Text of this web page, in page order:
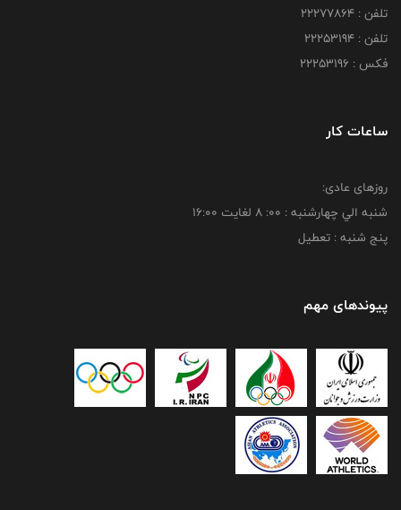
تلفن : 22277864
تلفن : 22253194
فکس : 22253196
ساعات کار
روزهای عادی:
شنبه الي چهارشنبه : 00: 8 لغايت 16:00
پنج شنبه : تعطیل
پیوندهای مهم